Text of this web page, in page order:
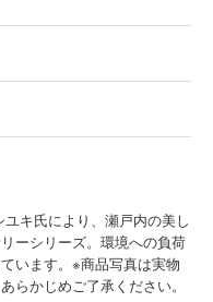
キ氏により、瀬戸内の美し
ーシリーズ。環境への負荷
います。※商品写真は実物
らかじめご了承ください。